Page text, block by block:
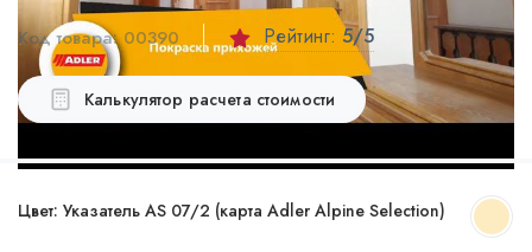
Код товара:00390 Рейтинг: 5/5
Калькулятор расчета стоимости
Цвет: Указатель AS 07/2 (карта Adler Alpine Selection)